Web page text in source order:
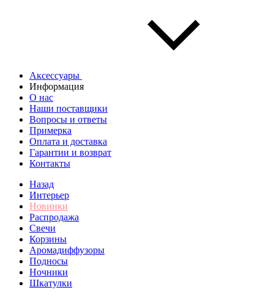
Аксессуары
Информация
О нас
Наши поставщики
Вопросы и ответы
Примерка
Оплата и доставка
Гарантии и возврат
Контакты
Назад
Интерьер
Новинки
Распродажа
Свечи
Корзины
Аромадиффузоры
Подносы
Ночники
Шкатулки